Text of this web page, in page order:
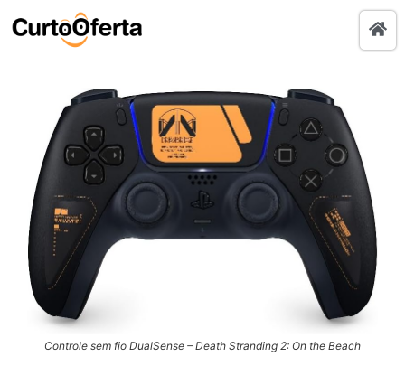
Controle sem fio DualSense – Death Stranding 2: On the Beach